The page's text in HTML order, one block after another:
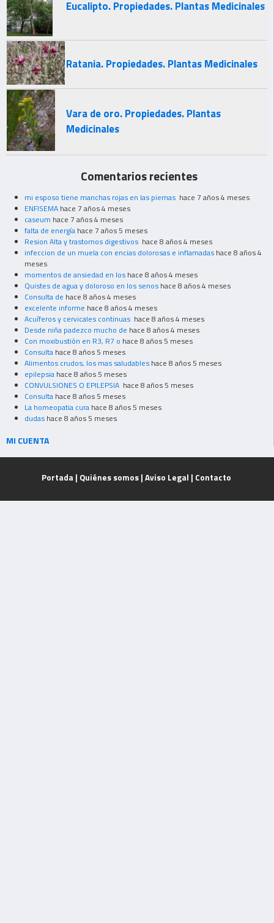
Eucalipto. Propiedades. Plantas Medicinales
Ratania. Propiedades. Plantas Medicinales
Vara de oro. Propiedades. Plantas
Medicinales
Comentarios recientes
mi esposo tiene manchas rojas en las piernas hace 7 años 4 meses
ENFISEMA hace 7 años 4 meses
caseum hace 7 años 4 meses
falta de energía hace 7 años 5 meses
Resion Alta y trastornos digestivos hace 8 años 4 meses
infeccion de un muela con encias dolorosas e inflamadas hace 8 años 4
meses
momentos de ansiedad en los hace 8 años 4 meses
Quistes de agua y doloroso en los senos hace 8 años 4 meses
Consulta de hace 8 años 4 meses
excelente informe hace 8 años 4 meses
Acuíferos y cervicales continuas hace 8 años 4 meses
Desde niña padezco mucho de hace 8 años 4 meses
Con moxibustión en R3, R7 o hace 8 años 5 meses
Consulta hace 8 años 5 meses
Alimentos crudos, los mas saludables hace 8 años 5 meses
epilepsia hace 8 años 5 meses
CONVULSIONES O EPILEPSIA hace 8 años 5 meses
Consulta hace 8 años 5 meses
La homeopatia cura hace 8 años 5 meses
dudas hace 8 años 5 meses
MI CUENTA
Portada | Quiénes somos| Aviso Legal | Contacto